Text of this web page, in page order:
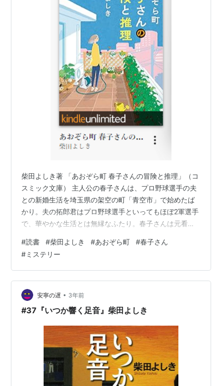
柴田よしき著 「あおぞら町 春子さんの冒険と推理」（コ
スミック文庫） 主人公の春子さんは、プロ野球選手の夫
との新婚生活を埼玉県の架空の町「青空市」で始めたば
かり。夫の拓郎君はプロ野球選手といってもほぼ2軍選手
で、華やかな生活とは無縁なふたり。春子さんは元看護
ちょっと後悔しつつも夫が現役でいる間は全力で支える
つもりで頑張っている。そんな日常に少しだけ「ちょっ
と変な事」が時々入り込んできて、春子さんがその変な
事を解決？していくという ”連作ミステリー”です。 柴田
よしき氏といえば、鮮烈なデビューを飾った 1995年の横
溝正史賞受賞作「RIKO - …
#読書 #柴田よしき #あおぞら町 #春子さん
#ミステリー
安寧の遅 • 3年前
#37『いつか響く足音』柴田よしき